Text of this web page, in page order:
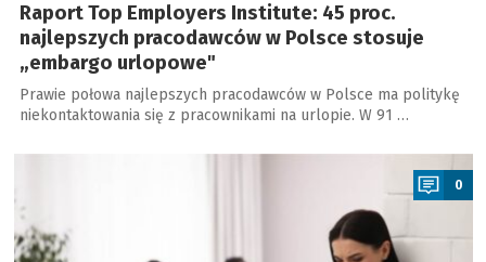
Raport Top Employers Institute: 45 proc.
najlepszych pracodawców w Polsce stosuje
„embargo urlopowe"
Prawie połowa najlepszych pracodawców w Polsce ma politykę
niekontaktowania się z pracownikami na urlopie. W 91 …
0